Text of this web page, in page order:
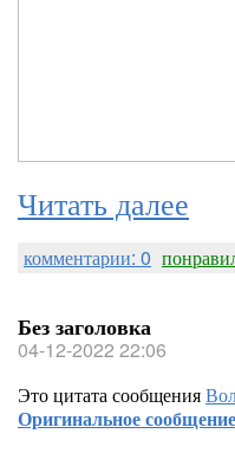
Читать далее
комментарии: 0
Без заголовка
04-12-2022 22:06
Это цитата сообщения
Оригинальное сообщение